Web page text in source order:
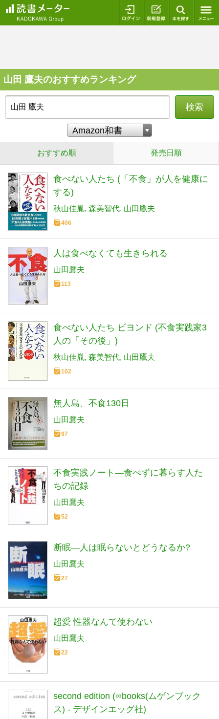
ログイン 新規登録
山田 鷹夫のおすすめランキング
検索
おすすめ順 発売日順
食べない人たち (「不食」が人を健康に
する)
秋山佳胤 森美智代 山田鷹夫
406
人は食べなくても生きられる
山田鷹夫
113
食べない人たち ビヨンド (不食実践家3
人の「その後」)
秋山佳胤 森美智代 山田鷹夫
102
無人島、不食130日
山田鷹夫
97
不食実践ノート―食べずに暮らす人た
ちの記録
山田鷹夫
52
断眠―人は眠らないとどうなるか?
山田鷹夫
27
超愛 性器なんて使わない
山田鷹夫
22
second edition (∞books(ムゲンブック
ス) - デザインエッグ社)